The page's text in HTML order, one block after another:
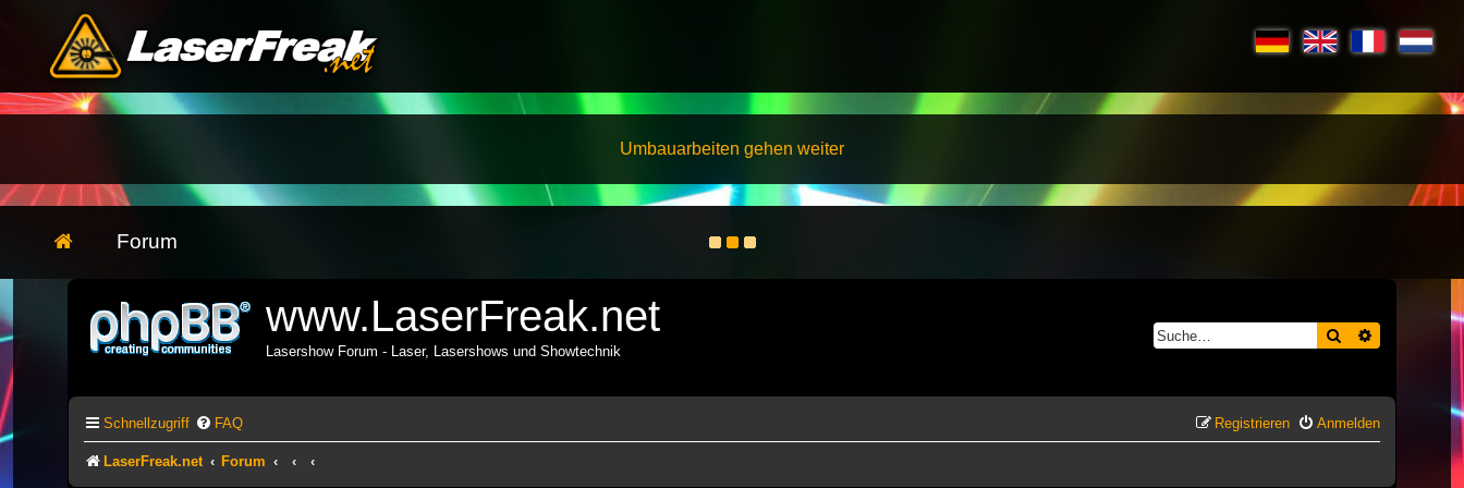
Umbauarbeiten gehen weiter
Forum
www.LaserFreak.net
Lasershow Forum - Laser, Lasershows und Showtechnik
Suche Erweiterte
Schnellzugriff FAQ Anmelden
Registrieren
LaserFreak.net Forum